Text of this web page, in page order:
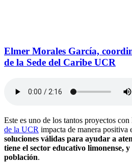
Elmer Morales García,
de la Sede del Caribe UCR
Este es uno de los tantos proyectos con
de la UCR impacta de manera positiva
soluciones válidas para ayudar a
tiene el sector educativo limonense,
población.